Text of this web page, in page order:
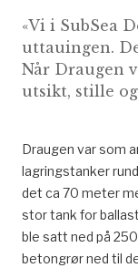
«Vi i SubSea
uttauingen.
Når Draugen
utsikt, stille
Draugen var som
lagringstanker
det ca 70 meter
stor tank for
ble satt ned på
betongrør ned til